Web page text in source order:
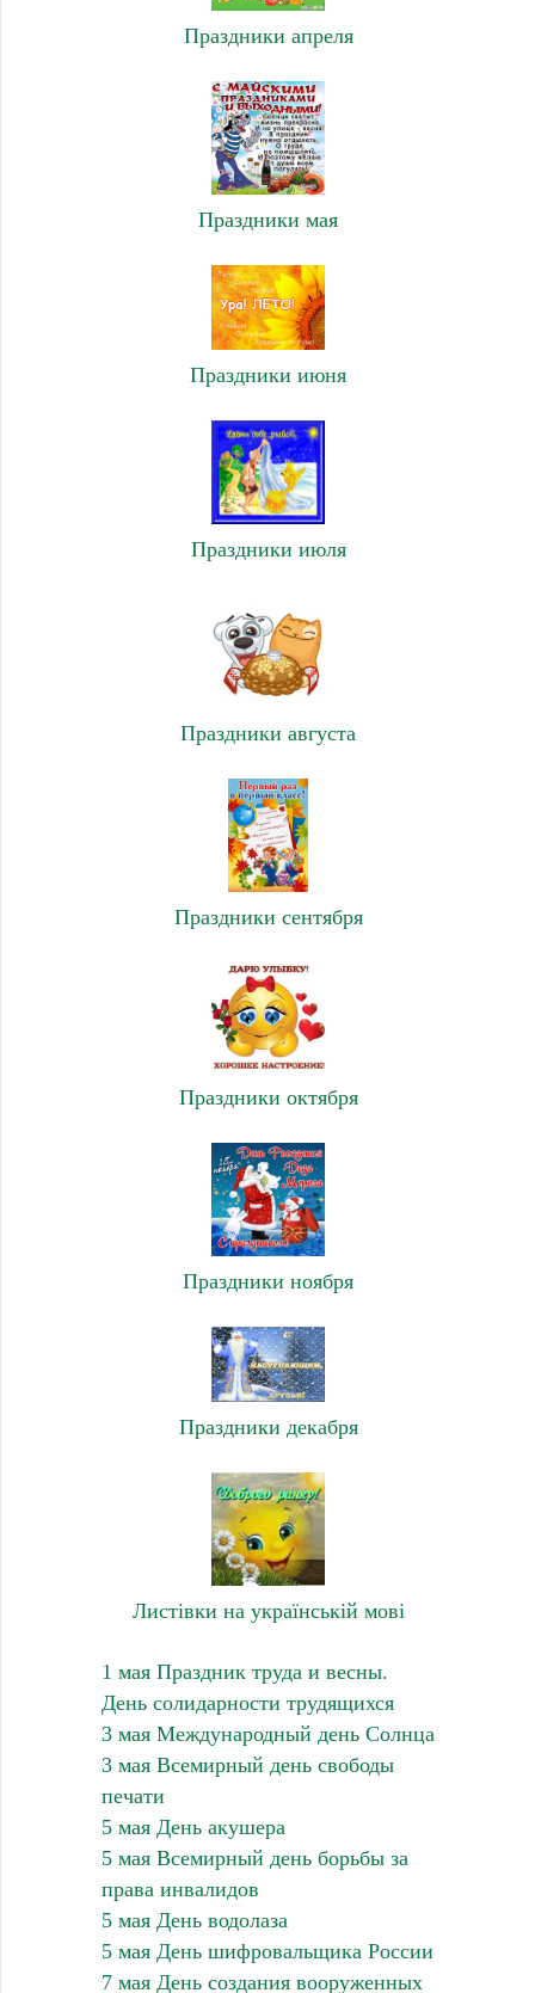
Праздники апреля
Праздники мая
Праздники июня
Праздники июля
Праздники августа
Праздники сентября
Праздники октября
Праздники ноября
Праздники декабря
Листівки на українській мові
1 мая Праздник труда и весны.
День солидарности трудящихся
3 мая Международный день Солнца
3 мая Всемирный день свободы
печати
5 мая День акушера
5 мая Всемирный день борьбы за
права инвалидов
5 мая День водолаза
5 мая День шифровальщика России
7 мая День создания вооруженных